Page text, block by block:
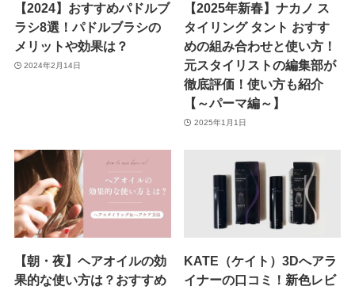
【2024】おすすめパドルブ
ラシ8選！パドルブラシの
メリットや効果は？
2024年2月14日
【2025年新春】ナカノ ス
タイリング タント おすす
めの組み合わせと使い方！
元スタイリストの編集部が
徹底評価！使い方も紹介
【～パーマ編～】
2025年1月1日
【朝・夜】ヘアオイルの効
果的な使い方は？おすすめ
KATE（ケイト）3Dへアラ
イナーの口コミ！新色レビ